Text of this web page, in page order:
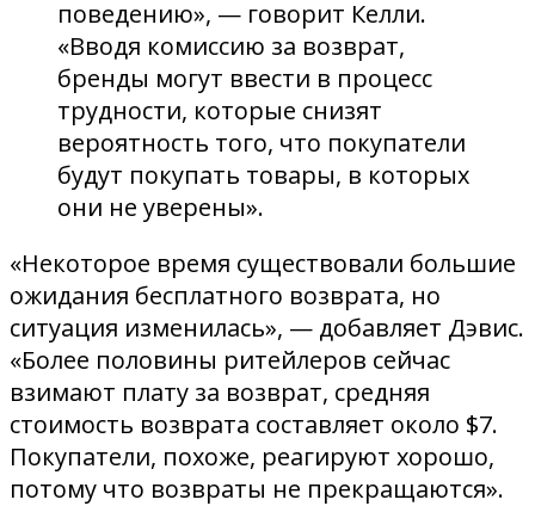
поведению», — говорит Келли.
«Вводя комиссию за возврат,
бренды могут ввести в процесс
трудности, которые снизят
вероятность того, что покупатели
будут покупать товары, в которых
они не уверены».
«Некоторое время существовали большие
ожидания бесплатного возврата, но
ситуация изменилась», — добавляет Дэвис.
«Более половины ритейлеров сейчас
взимают плату за возврат, средняя
стоимость возврата составляет около $7.
Покупатели, похоже, реагируют хорошо,
потому что возвраты не прекращаются».